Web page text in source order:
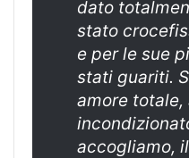
dato
stato
e per le sue
stati guariti.
amore totale,
accogliamo,